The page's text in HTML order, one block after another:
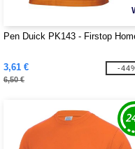
Pen Duick PK143 - Firstop
3,61 €
6,50 €
-